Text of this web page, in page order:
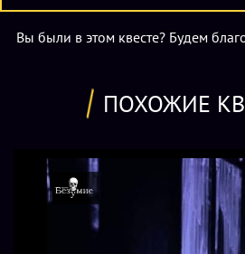
Вы были в этом квесте? Будем
ПОХОЖИЕ